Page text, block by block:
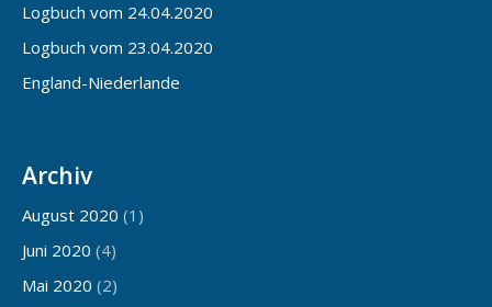
Logbuch vom 24.04.2020
Logbuch vom 23.04.2020
England-Niederlande
Archiv
August 2020 (1)
Juni 2020 (4)
Mai 2020 (2)